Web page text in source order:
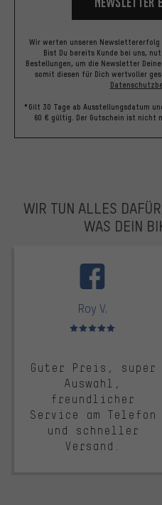
Wir werten unseren
Bist Du bereits Kunde bei uns,
Bestellungen, um die Newsletter
somit diesen für Dich wertvoller
*Gilt 30 Tage ab Ausstellungsdatum
60 € gültig. Der Gutschein ist nicht
WIR TUN ALLES
WAS DEIN
Roy V.
Bewertungen: 5 von 5
Guter Preis, super
Auswahl,
freundlicher
Service am Telefon
und schneller
Versand.